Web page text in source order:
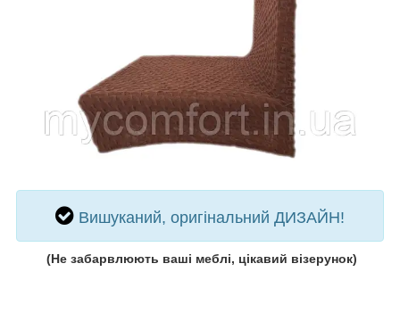
Вишуканий, оригінальний ДИЗАЙН!
(Не забарвлюють ваші меблі, цікавий візерунок)